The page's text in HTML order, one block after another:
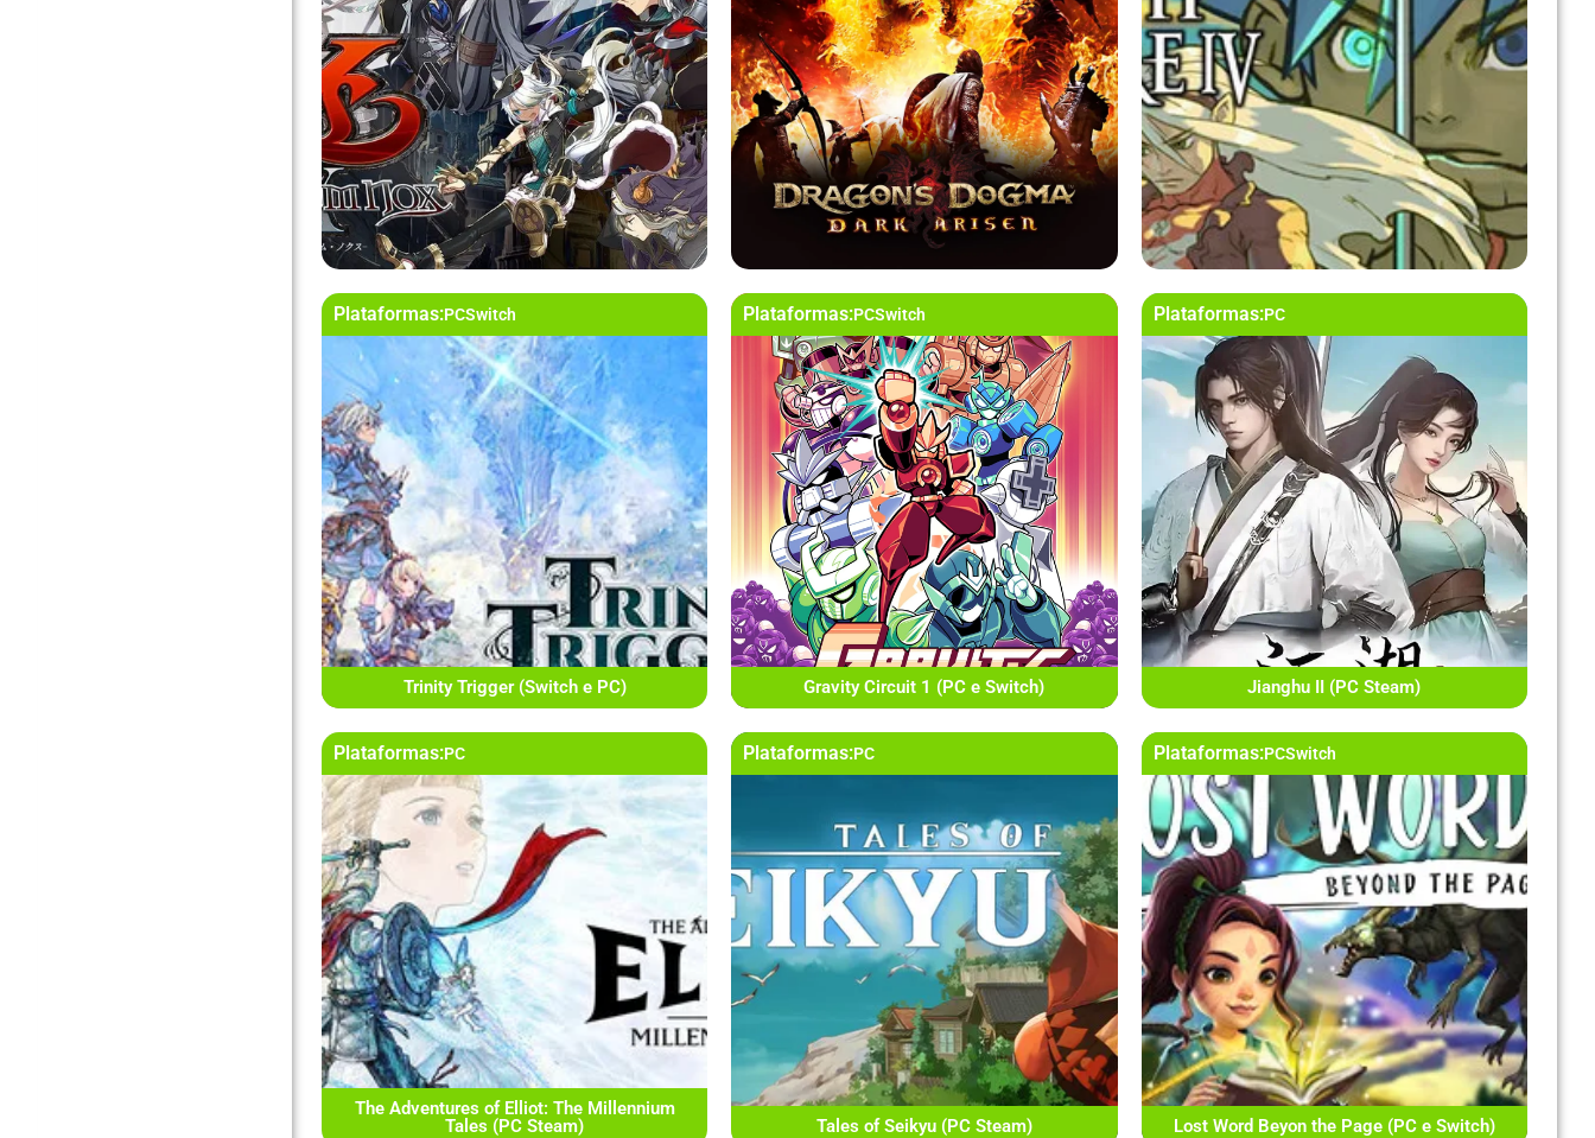
Plataformas:PCSwitch
Trinity Trigger (Switch e PC)
Plataformas:PCSwitch
Gravity Circuit 1 (PC e Switch)
Plataformas:PC
Jianghu II (PC Steam)
Plataformas:PC
The Adventures of Elliot: The Millennium
Tales (PC Steam)
Plataformas:PC
Tales of Seikyu (PC Steam)
Plataformas:PCSwitch
Lost Word Beyon the Page (PC e Switch)